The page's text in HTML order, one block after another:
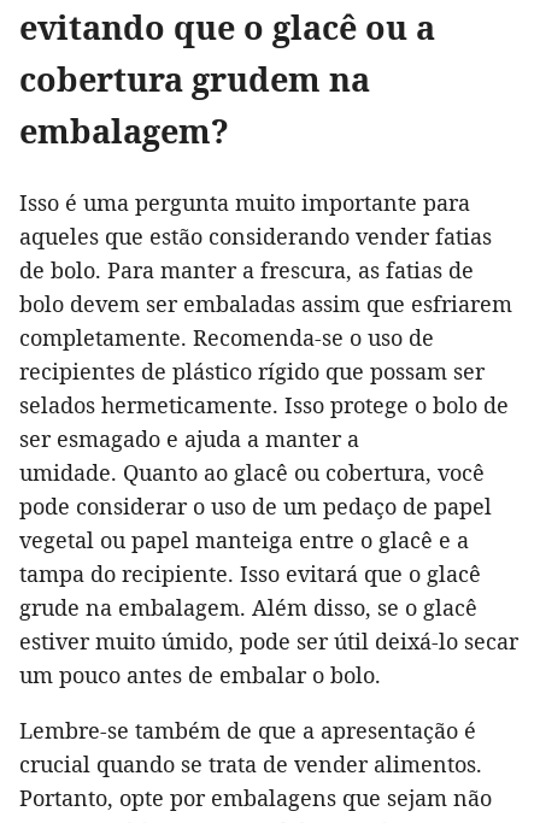
evitando que o glacê ou a
cobertura grudem na
embalagem?
Isso é uma pergunta muito importante para
aqueles que estão considerando vender fatias
de bolo. Para manter a frescura, as fatias de
bolo devem ser embaladas assim que esfriarem
completamente. Recomenda-se o uso de
recipientes de plástico rígido que possam ser
selados hermeticamente. Isso protege o bolo de
ser esmagado e ajuda a manter a
umidade. Quanto ao glacê ou cobertura, você
pode considerar o uso de um pedaço de papel
vegetal ou papel manteiga entre o glacê e a
tampa do recipiente. Isso evitará que o glacê
grude na embalagem. Além disso, se o glacê
estiver muito úmido, pode ser útil deixá-lo secar
um pouco antes de embalar o bolo.
Lembre-se também de que a apresentação é
crucial quando se trata de vender alimentos.
Portanto, opte por embalagens que sejam não